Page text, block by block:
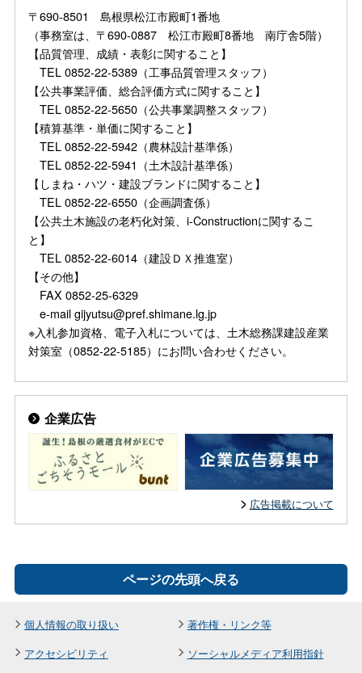
〒690-8501 島根県松江市殿町1番地
（事務室は、〒690-0887 松江市殿町8番地 南庁舎5階）
【品質管理、成績・表彰に関すること】
TEL 0852-22-5389（工事品質管理スタッフ）
【公共事業評価、総合評価方式に関すること】
TEL 0852-22-5650（公共事業調整スタッフ）
【積算基準・単価に関すること】
TEL 0852-22-5942（農林設計基準係）
TEL 0852-22-5941（土木設計基準係）
【しまね・ハツ・建設ブランドに関すること】
TEL 0852-22-6550（企画調査係）
【公共土木施設の老朽化対策、i-Constructionに関するこ
と】
TEL 0852-22-6014（建設ＤＸ推進室）
【その他】
FAX 0852-25-6329
e-mail gijyutsu@pref.shimane.lg.jp
※入札参加資格、電子入札については、土木総務課建設産業
対策室（0852-22-5185）にお問い合わせください。
企業広告
広告掲載について
ページの先頭へ戻る
個人情報の取り扱い
著作権・リンク等
アクセシビリティ
ソーシャルメディア利用指針